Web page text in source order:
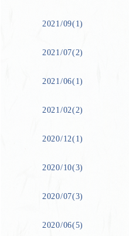
2021/09(1)
2021/07(2)
2021/06(1)
2021/02(2)
2020/12(1)
2020/10(3)
2020/07(3)
2020/06(5)